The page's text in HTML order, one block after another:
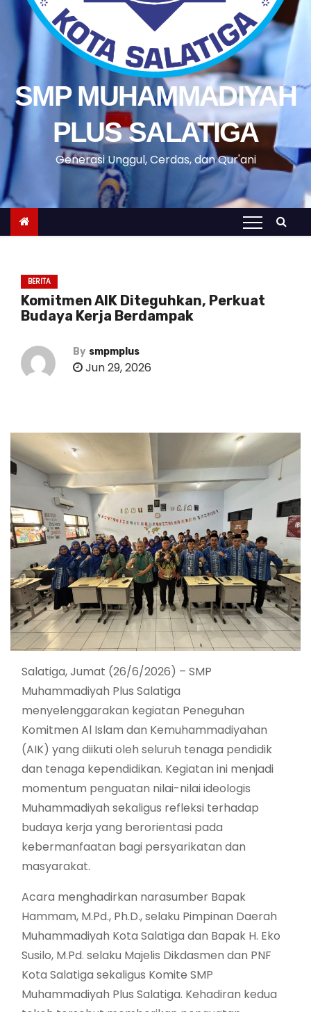
SMP MUHAMMADIYAH
PLUS SALATIGA
Generasi Unggul, Cerdas, dan Qur'ani
BERITA
Komitmen AIK Diteguhkan, Perkuat
Budaya Kerja Berdampak
By smpmplus
Jun 29, 2026
Salatiga, Jumat (26/6/2026) – SMP
Muhammadiyah Plus Salatiga
menyelenggarakan kegiatan Peneguhan
Komitmen Al Islam dan Kemuhammadiyahan
(AIK) yang diikuti oleh seluruh tenaga pendidik
dan tenaga kependidikan. Kegiatan ini menjadi
momentum penguatan nilai-nilai ideologis
Muhammadiyah sekaligus refleksi terhadap
budaya kerja yang berorientasi pada
kebermanfaatan bagi persyarikatan dan
masyarakat.
Acara menghadirkan narasumber Bapak
Hammam, M.Pd., Ph.D., selaku Pimpinan Daerah
Muhammadiyah Kota Salatiga dan Bapak H. Eko
Susilo, M.Pd. selaku Majelis Dikdasmen dan PNF
Kota Salatiga sekaligus Komite SMP
Muhammadiyah Plus Salatiga. Kehadiran kedua